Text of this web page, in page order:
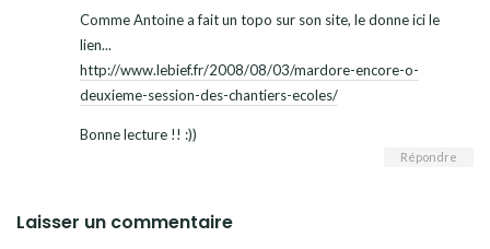
Comme Antoine a fait un topo sur son site, le donne ici le
lien...
http://www.lebief.fr/2008/08/03/mardore-encore-o-
deuxieme-session-des-chantiers-ecoles/
Bonne lecture !! :))
Répondre
Laisser un commentaire